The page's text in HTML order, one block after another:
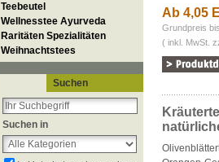
Teebeutel
Wellnesstee Ayurveda
Raritäten Spezialitäten
Weihnachtstees
Suchen
Suchen in
Ab 4,05
Grundpreis
( inkl. MwSt.